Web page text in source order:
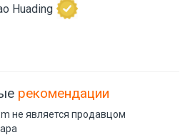
Huading
рекомендации
не является продавцом